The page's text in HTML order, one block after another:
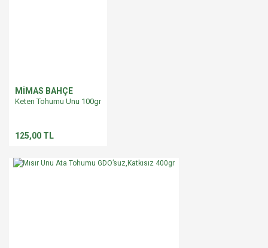
MİMAS BAHÇE
Keten Tohumu Unu 100gr
125,00 TL